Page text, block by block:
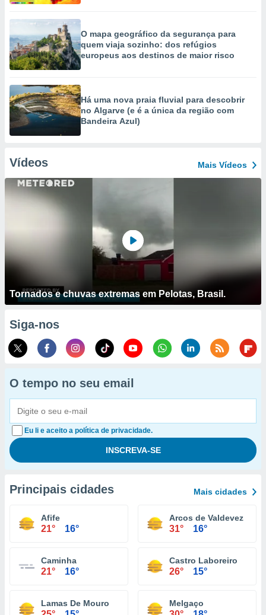
O mapa geográfico da segurança para
quem viaja sozinho: dos refúgios
europeus aos destinos de maior risco
Há uma nova praia fluvial para descobrir
no Algarve (e é a única da região com
Bandeira Azul)
Vídeos Mais Vídeos
Tornados e chuvas extremas em Pelotas, Brasil.
Siga-nos
O tempo no seu email
Eu li e aceito a política de privacidade.
Principais cidades Mais cidades
Afife
21° 16°
Arcos de Valdevez
31° 16°
Caminha
21° 16°
Castro Laboreiro
26° 15°
Lamas De Mouro Melgaço